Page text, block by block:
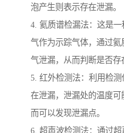
泡产生则表示存在泄漏。
4. 氦质谱检漏法：这是
气作为示踪气体，通过
气泄漏，从而判断是否存
5. 红外检测法：利用检
在泄漏，泄漏处的温度
而可以发现泄漏点。
6. 超声波检测法：通过